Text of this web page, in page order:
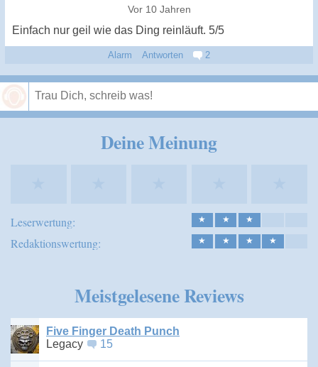
Vor 10 Jahren
Einfach nur geil wie das Ding reinläuft. 5/5
Alarm Antworten 2
Deine Meinung
Leserwertung: ★ ★ ★
Redaktionswertung: ★ ★ ★ ★
Meistgelesene Reviews
Five Finger Death Punch
Legacy
15